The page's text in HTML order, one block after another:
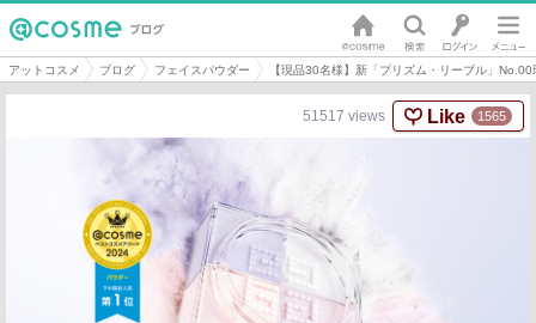
アットコスメ ブログ フェイスパウダー 【現品30名様】新「プリズム・リーブル」
51517 views Like 1565